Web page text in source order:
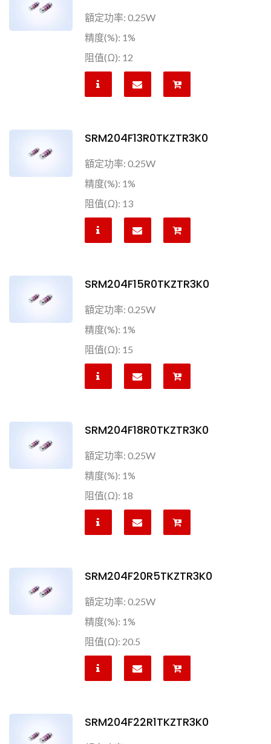
額定功率: 0.25W
精度(%): 1%
阻值(Ω): 12
SRM204F13R0TKZTR3K0
額定功率: 0.25W
精度(%): 1%
阻值(Ω): 13
SRM204F15R0TKZTR3K0
額定功率: 0.25W
精度(%): 1%
阻值(Ω): 15
SRM204F18R0TKZTR3K0
額定功率: 0.25W
精度(%): 1%
阻值(Ω): 18
SRM204F20R5TKZTR3K0
額定功率: 0.25W
精度(%): 1%
阻值(Ω): 20.5
SRM204F22R1TKZTR3K0